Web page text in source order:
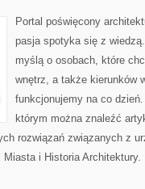
Portal poświęcony
pasja spotyka się z
myślą o osobach, które
wnętrz, a także kierunków
funkcjonujemy na co
którym można znaleźć
rozwiązań związanych z
i Historia